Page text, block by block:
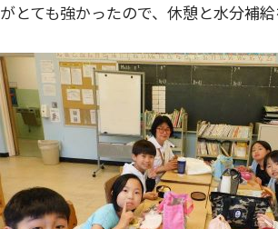
がとても強かったので、休憩と水分補